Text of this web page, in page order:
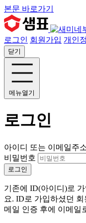
본문 바로가기
로그인 회원가입 개인
닫기
메뉴열기
로그인
아이디 또는 이메일주
비밀번호
로그인
기존에 ID(아이디)로
요. ID로 가입하셨던
메일 인증 후에 이메일